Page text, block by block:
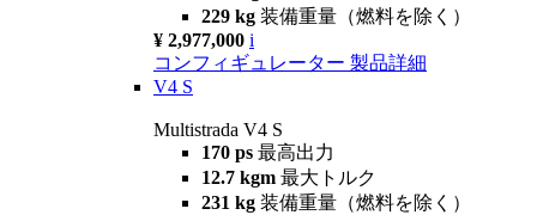
229 kg 装備重量（燃料を除く）
¥ 2,977,000 i
コンフィギュレーター 製品詳細
V4 S
Multistrada V4 S
170 ps 最高出力
12.7 kgm 最大トルク
231 kg 装備重量（燃料を除く）